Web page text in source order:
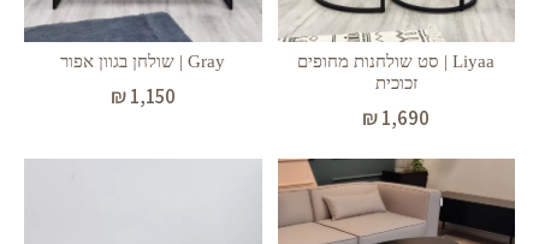
Liyaa | סט שולחנות מחופים
זכוכית
₪1,690
Gray | שולחן בגוון אפור
₪1,150